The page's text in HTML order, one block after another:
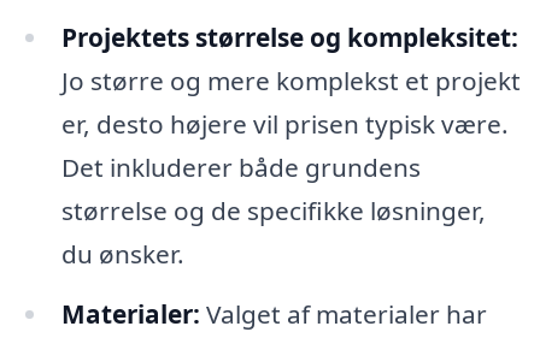
Projektets størrelse og kompleksitet:
Jo større og mere komplekst et projekt
er, desto højere vil prisen typisk være.
Det inkluderer både grundens
størrelse og de specifikke løsninger,
du ønsker.
Materialer: Valget af materialer har